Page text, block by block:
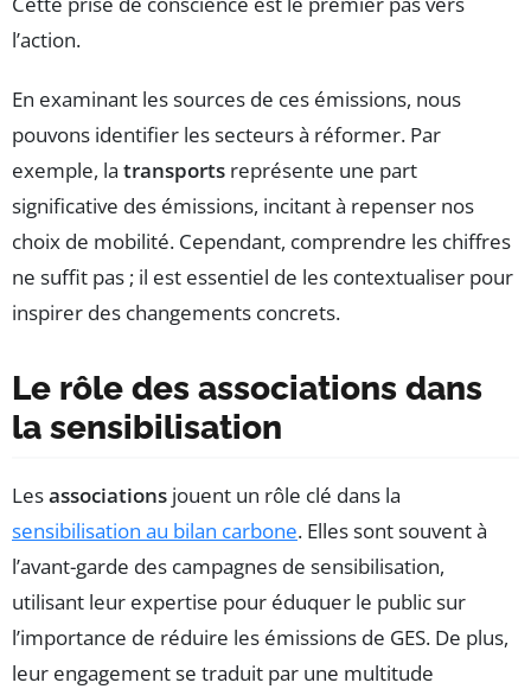
l’action.
En examinant les sources de ces émissions, nous
pouvons identifier les secteurs à réformer. Par
exemple, la transports représente une part
significative des émissions, incitant à repenser nos
choix de mobilité. Cependant, comprendre les chiffres
ne suffit pas ; il est essentiel de les contextualiser pour
inspirer des changements concrets.
Le rôle des associations dans
la sensibilisation
Lesassociations jouent un rôle clé dans la
sensibilisation au bilan carbone. Elles sont souvent à
l’avant-garde des campagnes de sensibilisation,
utilisant leur expertise pour éduquer le public sur
l’importance de réduire les émissions de GES. De plus,
leur engagement se traduit par une multitude